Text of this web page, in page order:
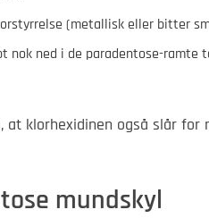
(metallisk eller bitter
nok ned i de paradentose-
klorhexidinen også slår for
mundskyl